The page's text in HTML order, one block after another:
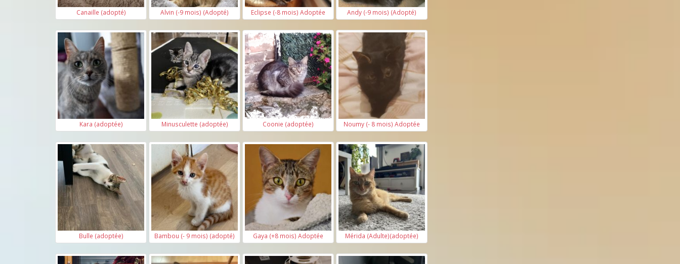
Canaille (adopté) Alvin (-9 mois) (Adopté) Eclipse (-8 mois) Adoptée Andy (-9 mois) (Adopté)
Kara (adoptée) Minusculette (adoptée) Coonie (adoptée) Noumy (- 8 mois) Adoptée
Bulle (adoptée) Bambou (- 9 mois) (adopté) Gaya (+8 mois) Adoptée Mérida (Adulte)(adoptée)